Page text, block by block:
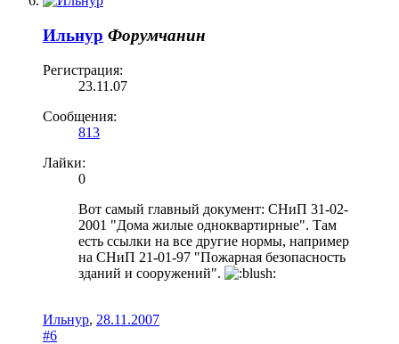
Ильнур Форумчанин
Регистрация:
23.11.07
Сообщения:
813
Лайки:
0
Вот самый главный документ: СНиП 31-02-
2001 "Дома жилые одноквартирные". Там
есть ссылки на все другие нормы, например
на СНиП 21-01-97 "Пожарная безопасность
зданий и сооружений".
Ильнур, 28.11.2007
#6